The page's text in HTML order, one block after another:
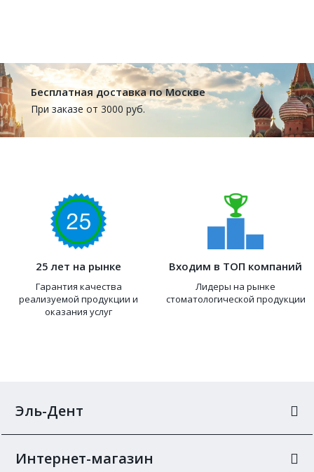
Бесплатная доставка по Москве
При заказе от 3000 руб.
25 лет на рынке
Гарантия качества
реализуемой продукции и
оказания услуг
Входим в ТОП компаний
Лидеры на рынке
стоматологической продукции
Эль-Дент
Интернет-магазин